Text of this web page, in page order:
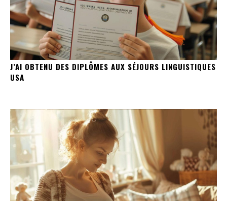
J’AI OBTENU DES DIPLÔMES AUX SÉJOURS LINGUISTIQUES
USA